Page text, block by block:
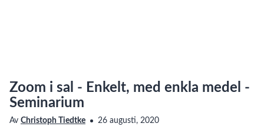
Zoom i sal - Enkelt, med enkla medel -
Seminarium
Av Christoph Tiedtke
26 augusti, 2020